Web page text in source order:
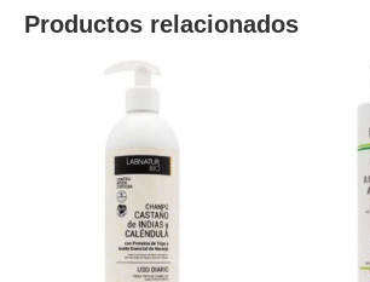
Productos relacionados